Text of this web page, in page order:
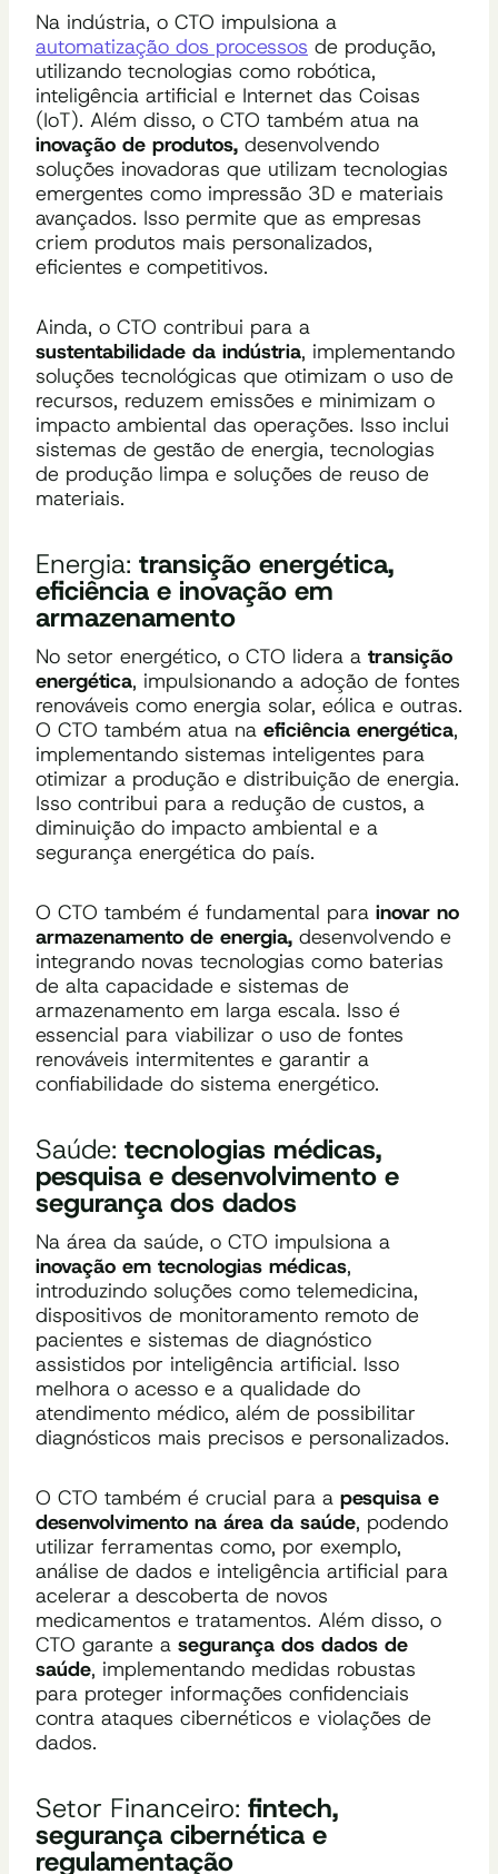
Na indústria, o CTO impulsiona a
automatização dos processos de produção,
utilizando tecnologias como robótica,
inteligência artificial e Internet das Coisas
(IoT). Além disso, o CTO também atua na
inovação de produtos, desenvolvendo
soluções inovadoras que utilizam tecnologias
emergentes como impressão 3D e materiais
avançados. Isso permite que as empresas
criem produtos mais personalizados,
eficientes e competitivos.
Ainda, o CTO contribui para a
sustentabilidade da indústria, implementando
soluções tecnológicas que otimizam o uso de
recursos, reduzem emissões e minimizam o
impacto ambiental das operações. Isso inclui
sistemas de gestão de energia, tecnologias
de produção limpa e soluções de reuso de
materiais.
Energia: transição energética,
eficiência e inovação em
armazenamento
No setor energético, o CTO lidera a transição
energética, impulsionando a adoção de fontes
renováveis como energia solar, eólica e outras.
O CTO também atua na eficiência energética,
implementando sistemas inteligentes para
otimizar a produção e distribuição de energia.
Isso contribui para a redução de custos, a
diminuição do impacto ambiental e a
segurança energética do país.
O CTO também é fundamental para inovar no
armazenamento de energia, desenvolvendo e
integrando novas tecnologias como baterias
de alta capacidade e sistemas de
armazenamento em larga escala. Isso é
essencial para viabilizar o uso de fontes
renováveis intermitentes e garantir a
confiabilidade do sistema energético.
Saúde: tecnologias médicas,
pesquisa e desenvolvimento e
segurança dos dados
Na área da saúde, o CTO impulsiona a
inovação em tecnologias médicas,
introduzindo soluções como telemedicina,
dispositivos de monitoramento remoto de
pacientes e sistemas de diagnóstico
assistidos por inteligência artificial. Isso
melhora o acesso e a qualidade do
atendimento médico, além de possibilitar
diagnósticos mais precisos e personalizados.
O CTO também é crucial para a pesquisa e
desenvolvimento na área da saúde, podendo
utilizar ferramentas como, por exemplo,
análise de dados e inteligência artificial para
acelerar a descoberta de novos
medicamentos e tratamentos. Além disso, o
CTO garante a segurança dos dados de
saúde, implementando medidas robustas
para proteger informações confidenciais
contra ataques cibernéticos e violações de
dados.
Setor Financeiro: fintech,
segurança cibernética e
regulamentação